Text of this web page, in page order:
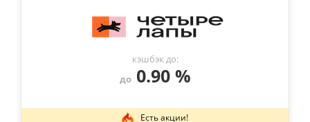
кэшбэк до:
до0.90 %
Есть акции!